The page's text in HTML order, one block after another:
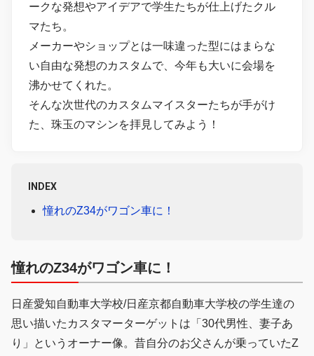
ークな発想やアイデアで学生たちが仕上げたクル
マたち。
メーカーやショップとは一味違った型にはまらな
い自由な発想のカスタムで、今年も大いに会場を
沸かせてくれた。
そんな次世代のカスタムマイスターたちが手がけ
た、珠玉のマシンを拝見してみよう！
INDEX
憧れのZ34がワゴン車に！
憧れのZ34がワゴン車に！
日産愛知自動車大学校/日産京都自動車大学校の学生達の
思い描いたカスタマーターゲットは「30代男性、妻子あ
り」というオーナー像。昔自分のお父さんが乗っていたZ